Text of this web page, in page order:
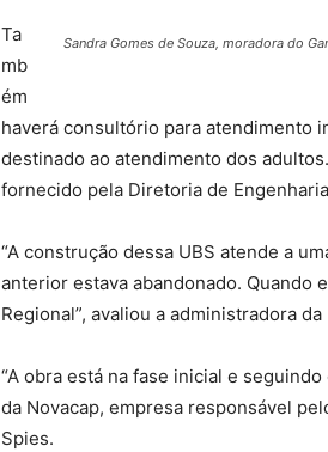
Sandra Gomes de Souza, moradora do
Ta
mb
ém
haverá consultório para atendimento
destinado ao atendimento dos
fornecido pela Diretoria de
“A construção dessa UBS atende a
anterior estava abandonado. Quando
Regional”, avaliou a administradora
“A obra está na fase inicial e
da Novacap, empresa responsável
Spies.